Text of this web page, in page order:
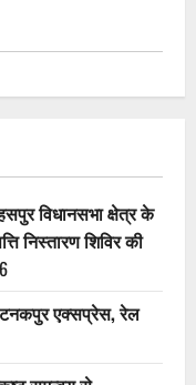
विधानसभा क्षेत्र के
निस्तारण शिविर की
एक्सप्रेस, रेल